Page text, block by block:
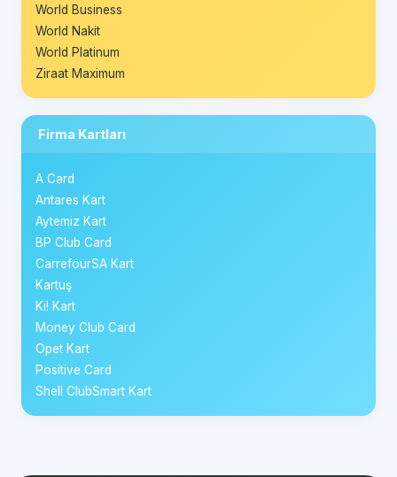
World Business
World Nakit
World Platinum
Ziraat Maximum
Firma Kartları
A Card
Antares Kart
Aytemiz Kart
BP Club Card
CarrefourSA Kart
Kartuş
Ki! Kart
Money Club Card
Opet Kart
Positive Card
Shell ClubSmart Kart